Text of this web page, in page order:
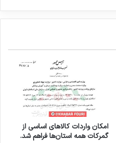
امکان واردات کالاهای اساسی از
گمرکات همه استان‌ها فراهم شد.